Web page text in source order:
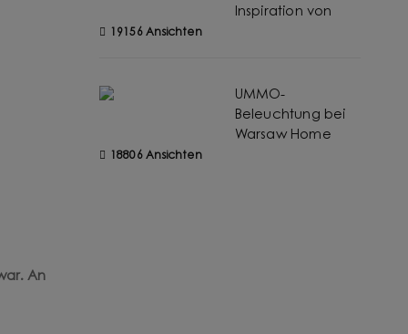
An
Inspiration von
19156 Ansichten
UMMO-
Beleuchtung bei
Warsaw Home
18806 Ansichten